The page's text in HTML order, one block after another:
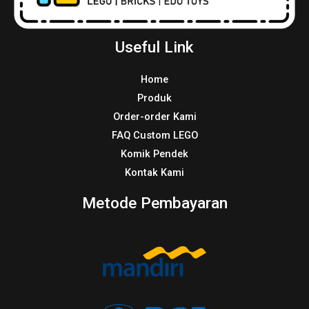
Useful Link
Home
Produk
Order-order Kami
FAQ Custom LEGO
Komik Pendek
Kontak Kami
Metode Pembayaran